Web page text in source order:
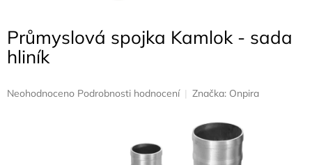
Průmyslová spojka Kamlok - sada
hliník
Průměrné
Neohodnoceno Podrobnosti hodnocení Značka: Onpira